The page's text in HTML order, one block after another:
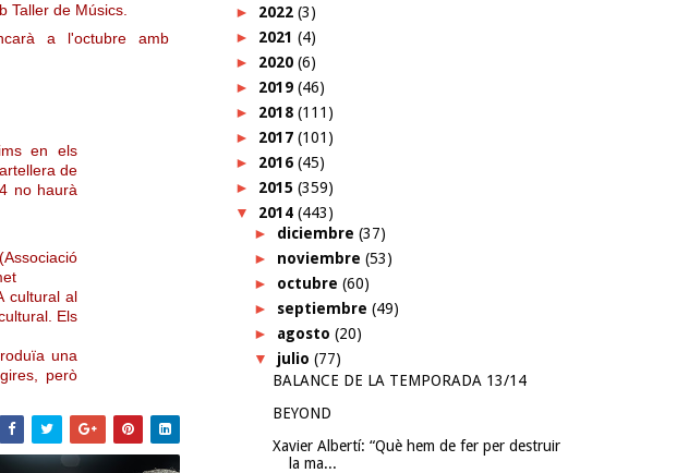
Taller de Músics.
a l'octubre amb
en els
de
no haurà
cultural al
Els
una
però
► 2022 (3)
► 2021 (4)
► 2020 (6)
► 2019 (46)
► 2018 (111)
► 2017 (101)
► 2016 (45)
► 2015 (359)
▼ 2014 (443)
► diciembre (37)
► noviembre (53)
► octubre (60)
► septiembre (49)
► agosto (20)
▼ julio (77)
BALANCE DE LA TEMPORADA 13/14
BEYOND
Xavier Albertí: “Què hem de fer per destruir
la ma...